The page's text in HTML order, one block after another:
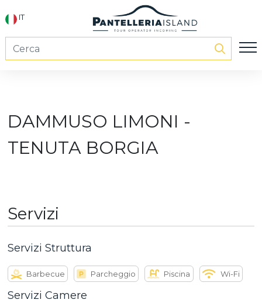
IT
DAMMUSO LIMONI -
TENUTA BORGIA
Servizi
Servizi Struttura
Barbecue Parcheggio Piscina Wi-Fi
Servizi Camere